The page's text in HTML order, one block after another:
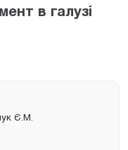
в галузі
Є.М.